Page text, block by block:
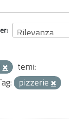
temi:
pizzerie